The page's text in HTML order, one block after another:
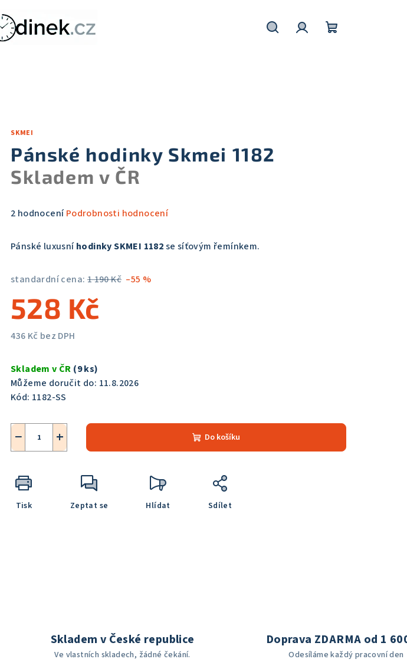
SKMEI
Pánské hodinky Skmei 1182
Skladem v ČR
Průměrné
produktu
z
5
hvězdiček.
2 hodnocení Podrobnosti hodnocení
Pánské luxusníhodinky SKMEI 1182se síťovým řemínkem.
standardní cena: 1 190 Kč –55 %
528 Kč
436 Kč bez DPH
cena:
Skladem v ČR (9 ks)
Můžeme doručit do: 11.8.2026
Kód: 1182-SS
+
− Do košíku
Tisk Zeptat se Hlídat Sdílet
Skladem v České republice
Ve vlastních skladech, žádné čekání.
Doprava ZDARMA od 1
Odesíláme každý pracovní den